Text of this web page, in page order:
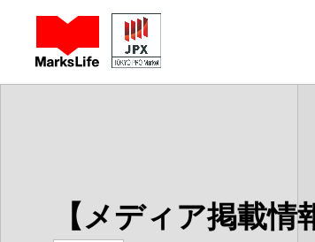
【メディア掲載